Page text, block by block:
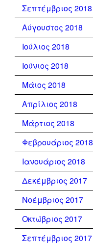
Σεπτέμβριος 2018
Αύγουστος 2018
Ιούλιος 2018
Ιούνιος 2018
Μάιος 2018
Απρίλιος 2018
Μάρτιος 2018
Φεβρουάριος 2018
Ιανουάριος 2018
Δεκέμβριος 2017
Νοέμβριος 2017
Οκτώβριος 2017
Σεπτέμβριος 2017